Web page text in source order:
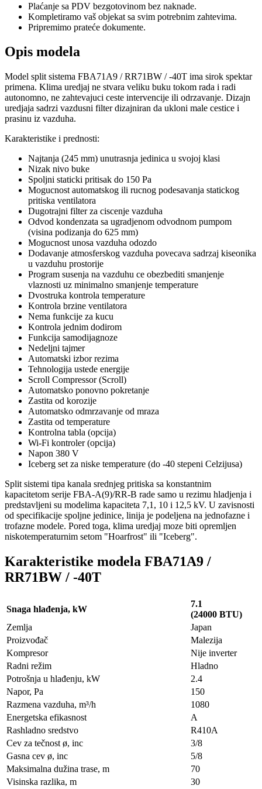
Plaćanje sa PDV bezgotovinom bez naknade.
Kompletiramo vaš objekat sa svim potrebnim zahtevima.
Pripremimo prateće dokumente.
Opis modela
Model split sistema FBA71A9 / RR71BW / -40T ima sirok spektar
primena. Klima uredjaj ne stvara veliku buku tokom rada i radi
autonomno, ne zahtevajuci ceste intervencije ili odrzavanje. Dizajn
uredjaja sadrzi vazdusni filter dizajniran da ukloni male cestice i
prasinu iz vazduha.
Karakteristike i prednosti:
Najtanja (245 mm) unutrasnja jedinica u svojoj klasi
Nizak nivo buke
Spoljni staticki pritisak do 150 Pa
Mogucnost automatskog ili rucnog podesavanja statickog
pritiska ventilatora
Dugotrajni filter za ciscenje vazduha
Odvod kondenzata sa ugradjenom odvodnom pumpom
(visina podizanja do 625 mm)
Mogucnost unosa vazduha odozdo
Dodavanje atmosferskog vazduha povecava sadrzaj kiseonika
u vazduhu prostorije
Program susenja na vazduhu ce obezbediti smanjenje
vlaznosti uz minimalno smanjenje temperature
Dvostruka kontrola temperature
Kontrola brzine ventilatora
Nema funkcije za kucu
Kontrola jednim dodirom
Funkcija samodijagnoze
Nedeljni tajmer
Automatski izbor rezima
Tehnologija ustede energije
Scroll Compressor (Scroll)
Automatsko ponovno pokretanje
Zastita od korozije
Automatsko odmrzavanje od mraza
Zastita od temperature
Kontrolna tabla (opcija)
Wi-Fi kontroler (opcija)
Napon 380 V
Iceberg set za niske temperature (do -40 stepeni Celzijusa)
Split sistemi tipa kanala srednjeg pritiska sa konstantnim
kapacitetom serije FBA-A(9)/RR-B rade samo u rezimu hladjenja i
predstavljeni su modelima kapaciteta 7,1, 10 i 12,5 kV. U zavisnosti
od specifikacije spoljne jedinice, linija je podeljena na jednofazne i
trofazne modele. Pored toga, klima uredjaj moze biti opremljen
niskotemperaturnim setom "Hoarfrost" ili "Iceberg".
Karakteristike modela FBA71A9 /
RR71BW / -40T
Snaga hlađenja, kW
7.1
(24000 BTU)
Zemlja
Japan
Proizvođač
Malezija
Kompresor
Nije inverter
Radni režim
Hladno
Potrošnja u hlađenju, kW
2.4
Napor, Pa
150
Razmena vazduha, m³/h
1080
Energetska efikasnost
A
Rashladno sredstvo
R410A
Cev za tečnost ø, inc
3/8
Gasna cev ø, inc
5/8
Maksimalna dužina trase, m
70
Visinska razlika, m
30